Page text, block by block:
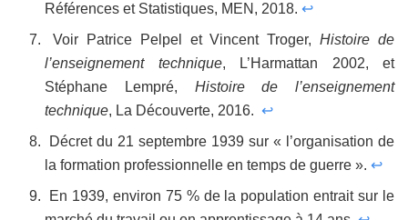
Références et Statistiques, MEN, 2018. ↩
Voir Patrice Pelpel et Vincent Troger,Histoire de
l’enseignement technique, L’Harmattan 2002, et
Stéphane Lempré, Histoire de l’enseignement
technique, La Découverte, 2016. ↩
Décret du 21 septembre 1939 sur « l’organisation de
la formation professionnelle en temps de guerre ». ↩
En 1939, environ 75 % de la population entrait sur le